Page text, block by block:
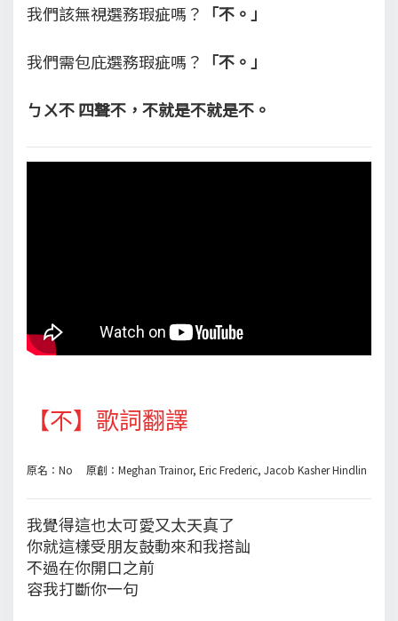
我們該無視選務瑕疵嗎？ 「不。」
我們需包庇選務瑕疵嗎？ 「不。」
ㄅㄨ不 四聲不，不就是不就是不。
【不】歌詞翻譯
原名：No 原創：Meghan Trainor, Eric Frederic, Jacob Kasher Hindlin
我覺得這也太可愛又太天真了
你就這樣受朋友鼓動來和我搭訕
不過在你開口之前
容我打斷你一句